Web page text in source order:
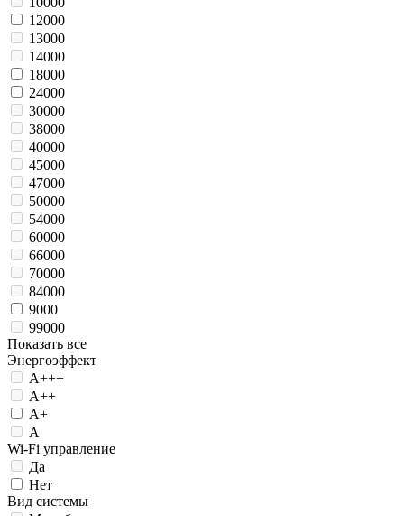
12000
13000
14000
18000
24000
30000
38000
40000
45000
47000
50000
54000
60000
66000
70000
84000
9000
99000
Показать все
Энергоэффект
А+++
А++
А+
А
Wi-Fi управление
Да
Нет
Вид системы